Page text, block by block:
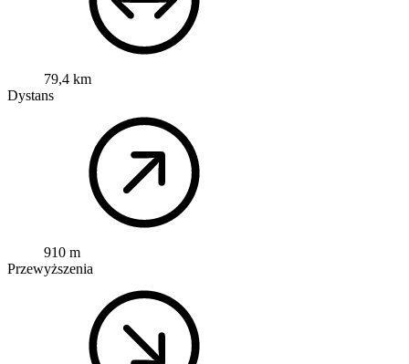
79,4 km
Dystans
910 m
Przewyższenia